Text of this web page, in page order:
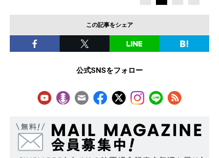
この記事をシェア
公式SNSをフォロー